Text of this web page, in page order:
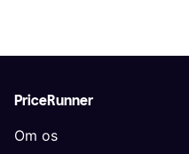
PriceRunner
Om os